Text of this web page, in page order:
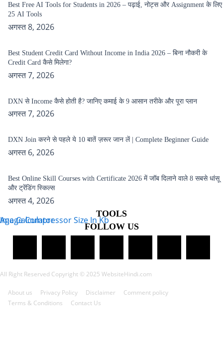
Best Free AI Tools for Students in 2026 – पढ़ाई, नोट्स और Assignment के लिए
25 AI Tools
अगस्त 8, 2026
Best Student Credit Card Without Income in India 2026 – बिना नौकरी के
Credit Card कैसे मिलेगा?
अगस्त 7, 2026
DXN से Income कैसे होती है? जानिए कमाई के 9 आसान तरीके और पूरा प्लान
अगस्त 7, 2026
DXN Join करने से पहले ये 10 बातें ज़रूर जान लें | Complete Beginner Guide
अगस्त 6, 2026
Best Online Skill Courses with Certificate 2026 में जॉब दिलाने वाले 8 सबसे धांसू
और ट्रेंडिंग स्किल्स
अगस्त 4, 2026
TOOLS
Age Calculator
Image Compressor Size In Kb
FOLLOW US
All Right Reserved Copyright © 2025 WebsiteHindi.com
About us Privacy Policy Disclaimer
Comment policy
Terms & Conditions
Contact Us